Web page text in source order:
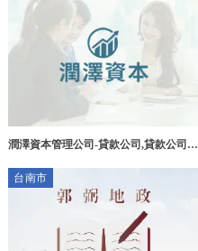
潤澤資本管理公司-貸款公司,貸款公司推
台南市